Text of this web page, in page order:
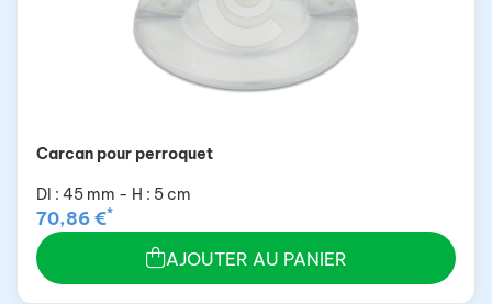
Carcan pour perroquet
DI : 45 mm - H : 5 cm
70,86 €*
AJOUTER AU PANIER